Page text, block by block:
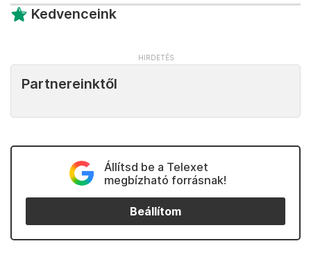
Kedvenceink
Partnereinktől
Állítsd be a Telexet
megbízható forrásnak!
Beállítom